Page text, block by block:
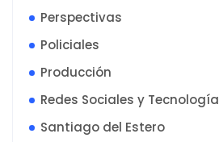
Perspectivas
Policiales
Producción
Redes Sociales y Tecnología
Santiago del Estero